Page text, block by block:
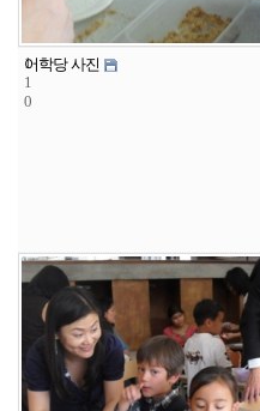
1
1
0
어학당 사진